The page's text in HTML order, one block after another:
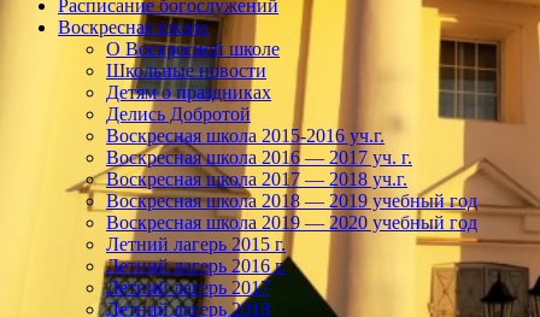
Расписание богослужений
Воскресная школа
О Воскресной школе
Школьные новости
Детям о праздниках
Делись Добротой
Воскресная школа 2015-2016 уч.г.
Воскресная школа 2016 — 2017 уч. г.
Воскресная школа 2017 — 2018 уч.г.
Воскресная школа 2018 — 2019 учебный год
Воскресная школа 2019 — 2020 учебный год
Летний лагерь 2015 г.
Летний лагерь 2016 г.
Летний лагерь 2017
Летний лагерь 2018